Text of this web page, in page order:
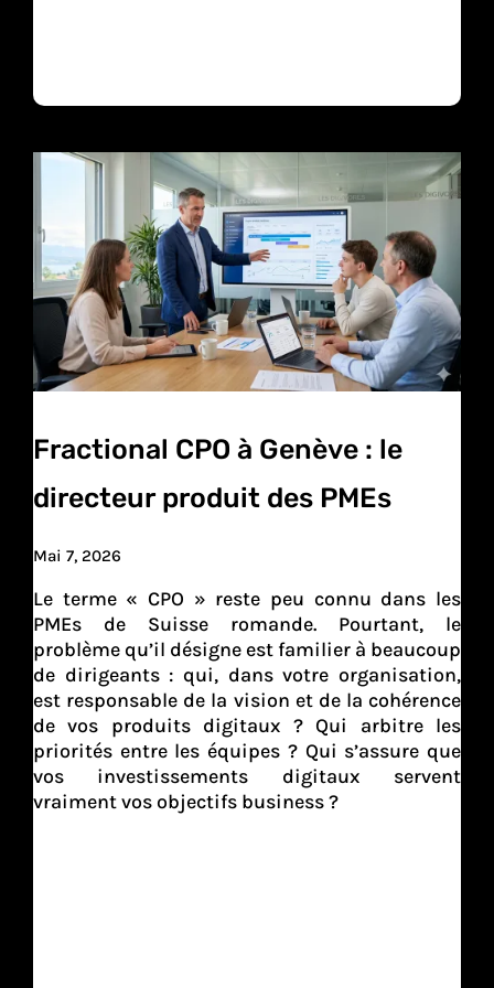
Fractional CPO à Genève : le
directeur produit des PMEs
Mai 7, 2026
Le terme « CPO » reste peu connu dans les
PMEs de Suisse romande. Pourtant, le
problème qu’il désigne est familier à beaucoup
de dirigeants : qui, dans votre organisation,
est responsable de la vision et de la cohérence
de vos produits digitaux ? Qui arbitre les
priorités entre les équipes ? Qui s’assure que
vos investissements digitaux servent
vraiment vos objectifs business ?